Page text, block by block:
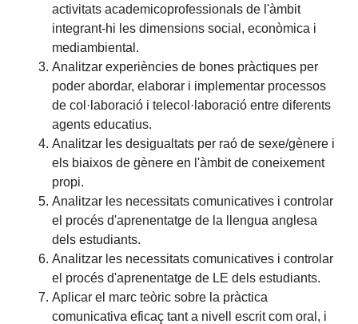
activitats academicoprofessionals de l'àmbit
integrant-hi les dimensions social, econòmica i
mediambiental.
Analitzar experiències de bones pràctiques per
poder abordar, elaborar i implementar processos
de col·laboració i telecol·laboració entre diferents
agents educatius.
Analitzar les desigualtats per raó de sexe/gènere i
els biaixos de gènere en l'àmbit de coneixement
propi.
Analitzar les necessitats comunicatives i controlar
el procés d'aprenentatge de la llengua anglesa
dels estudiants.
Analitzar les necessitats comunicatives i controlar
el procés d'aprenentatge de LE dels estudiants.
Aplicar el marc teòric sobre la pràctica
comunicativa eficaç tant a nivell escrit com oral, i